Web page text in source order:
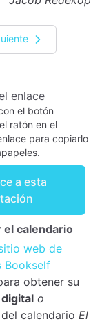
enlace
el botón
ratón en el
para copiarlo
a esta
el calendario
web de
Bookself
obtener su
digital o
del calendario El